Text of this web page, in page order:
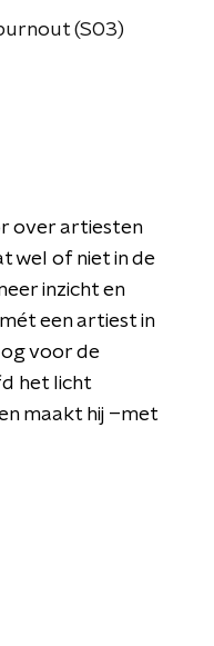
(S03)
over artiesten
wel of niet in de
inzicht en
een artiest in
voor de
het licht
maakt hij –met